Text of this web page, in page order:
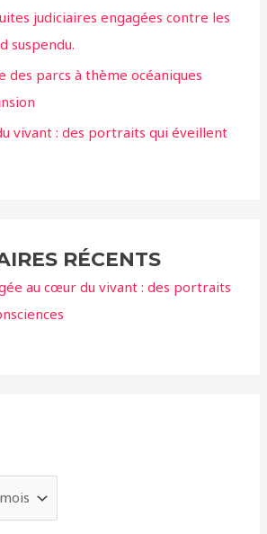
judiciaires engagées contre les
suspendu.
des parcs à thème océaniques
vivant : des portraits qui éveillent
RÉCENTS
au cœur du vivant : des portraits